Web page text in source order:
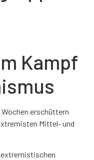
Kampf
erschüttern
Mittel- und
extremistischen